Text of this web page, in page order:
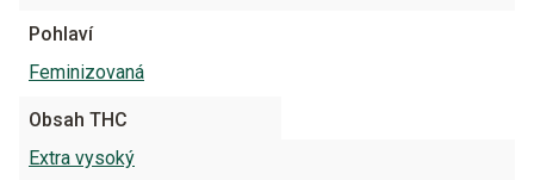
Pohlaví
Feminizovaná
Obsah THC
Extra vysoký